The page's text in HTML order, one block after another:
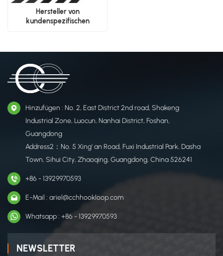
Hersteller von
kundenspezifischen
Hinzufügen : No. 2, East District 2nd road, Shakeng
Industrial Zone, Luocun, Nanhai District, Foshan,
Guangdong
Address2：No. 5 Xing' an Road, Fuxi Industrial Park, Dasha
Town, Sihui City, Zhaoqing, Guangdong, China 526241
+86 - 13929970593
E-Mail : ariel@cchhookloop.com
Whatsapp : +86 - 13929970593
NEWSLETTER